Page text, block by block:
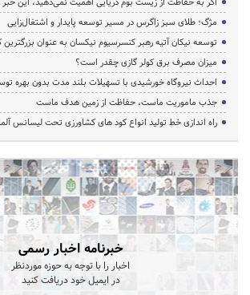
مژگ؛ طلای سبز زاگرس در مسیر توسعه پایدار و اشتغال‌زایی
توسعه نیکان آتیه رهبر کنسرسیوم نیکسان به عنوان
میزان مصرف برق کولر گازی چقدر است؟
احداث نیروگاه خورشیدی با تسهیلات بلند مدت بدون بهره
جذب ماموریت ماست، حفاظت از زمین هدف ماست
راه اندازی خط تولید انواع کود های کشاورزی تحت لیسانس
خبرنامه اخبار رسمی
اخبار را با توجه به حوزه موردنظر
در ایمیل خود دریافت کنید